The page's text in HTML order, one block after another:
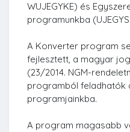
WUJEGYKE) és
programunkba
A Konverter program
fejlesztett, a magyar
(23/2014. NGM-
programból feladhatók
programjainkba.
A program magasabb